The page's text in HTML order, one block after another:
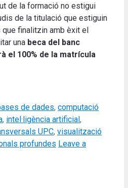
de la formació no estigui
de la titulació que estiguin
finalitzin amb èxit el
una beca del banc
el 100% de la matrícula
de dades, computació
, intel·ligència artificial,
UPC, visualització
profundes Leave a